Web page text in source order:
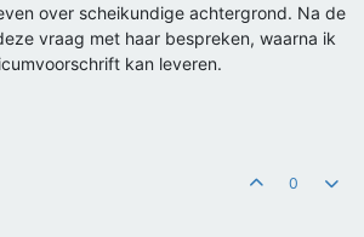
over scheikundige achtergrond. Na de
vraag met haar bespreken, waarna ik
kan leveren.
0